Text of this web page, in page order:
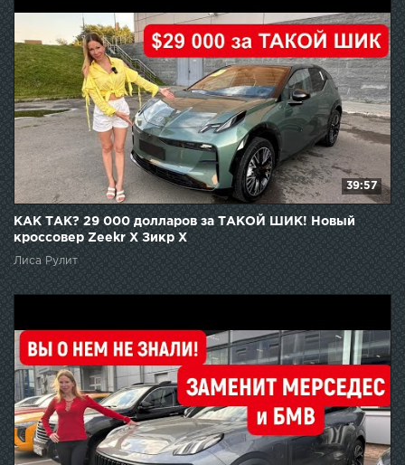
39:57
КАК ТАК? 29 000 долларов за ТАКОЙ ШИК! Новый
кроссовер Zeekr X Зикр Х
Лиса Рулит